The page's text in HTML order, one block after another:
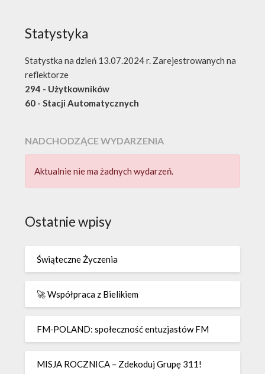
Statystyka
Statystka na dzień 13.07.2024 r. Zarejestrowanych na
reflektorze
294 - Użytkowników
60 - Stacji Automatycznych
NADCHODZĄCE WYDARZENIA
Aktualnie nie ma żadnych wydarzeń.
Ostatnie wpisy
Świąteczne Życzenia
🚀 Współpraca z Bielikiem
FM‑POLAND: społeczność entuzjastów FM
MISJA ROCZNICA – Zdekoduj Grupę 311!